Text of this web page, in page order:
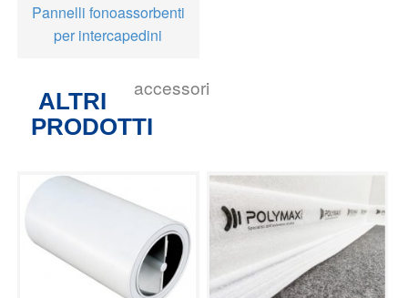
Pannelli fonoassorbenti
per intercapedini
ALTRI
PRODOTTI
accessori